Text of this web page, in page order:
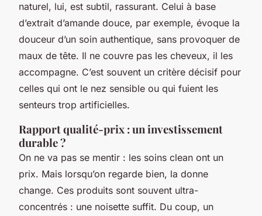
naturel, lui, est subtil, rassurant. Celui à base
d’extrait d’amande douce, par exemple, évoque la
douceur d’un soin authentique, sans provoquer de
maux de tête. Il ne couvre pas les cheveux, il les
accompagne. C’est souvent un critère décisif pour
celles qui ont le nez sensible ou qui fuient les
senteurs trop artificielles.
Rapport qualité-prix : un investissement
durable ?
On ne va pas se mentir : les soins clean ont un
prix. Mais lorsqu’on regarde bien, la donne
change. Ces produits sont souvent ultra-
concentrés : une noisette suffit. Du coup, un